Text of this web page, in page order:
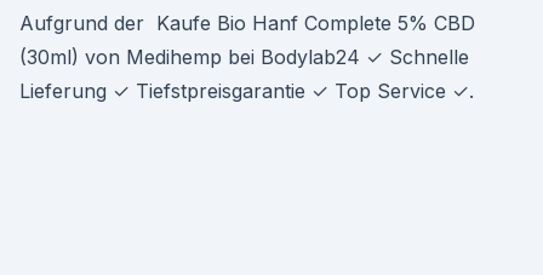
Aufgrund der Kaufe Bio Hanf Complete 5% CBD
(30ml) von Medihemp bei Bodylab24 ✓ Schnelle
Lieferung ✓ Tiefstpreisgarantie ✓ Top Service ✓.